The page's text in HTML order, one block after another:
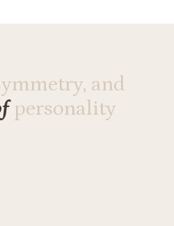
and
personality